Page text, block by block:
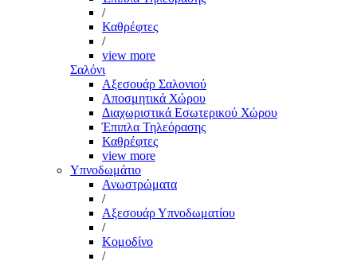
/
Καθρέφτες
/
view more
Σαλόνι
Αξεσουάρ Σαλονιού
Αποσμητικά Χώρου
Διαχωριστικά Εσωτερικού Χώρου
Έπιπλα Τηλεόρασης
Καθρέφτες
view more
Υπνοδωμάτιο
Ανωστρώματα
/
Αξεσουάρ Υπνοδωματίου
/
Κομοδίνο
/